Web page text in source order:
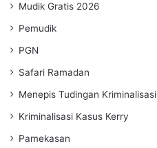
Mudik Gratis 2026
Pemudik
PGN
Safari Ramadan
Menepis Tudingan Kriminalisasi
Kriminalisasi Kasus Kerry
Pamekasan